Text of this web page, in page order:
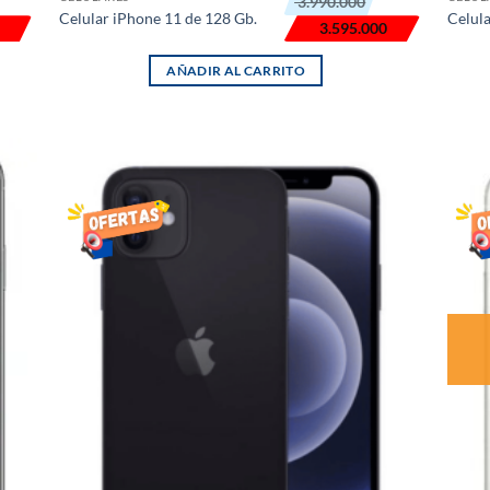
Celular iPhone 11 de 128 Gb.
precio
original
era:
₲ 3.990.000.
3.595.000
precio
actual
es:
₲ 3.595.000.
AÑADIR AL CARRITO
LISTA